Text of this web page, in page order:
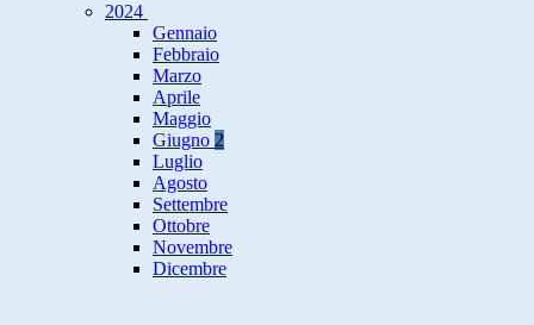
2024
Gennaio
Febbraio
Marzo
Aprile
Maggio
Giugno 2
Luglio
Agosto
Settembre
Ottobre
Novembre
Dicembre